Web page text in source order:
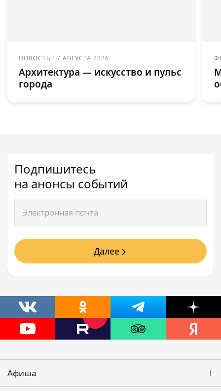
НОВОСТЬ ·7 АВГУСТА 2026
Архитектура — искусство и пульс
города
Подпишитесь
на анонсы событий
Далее
Афиша